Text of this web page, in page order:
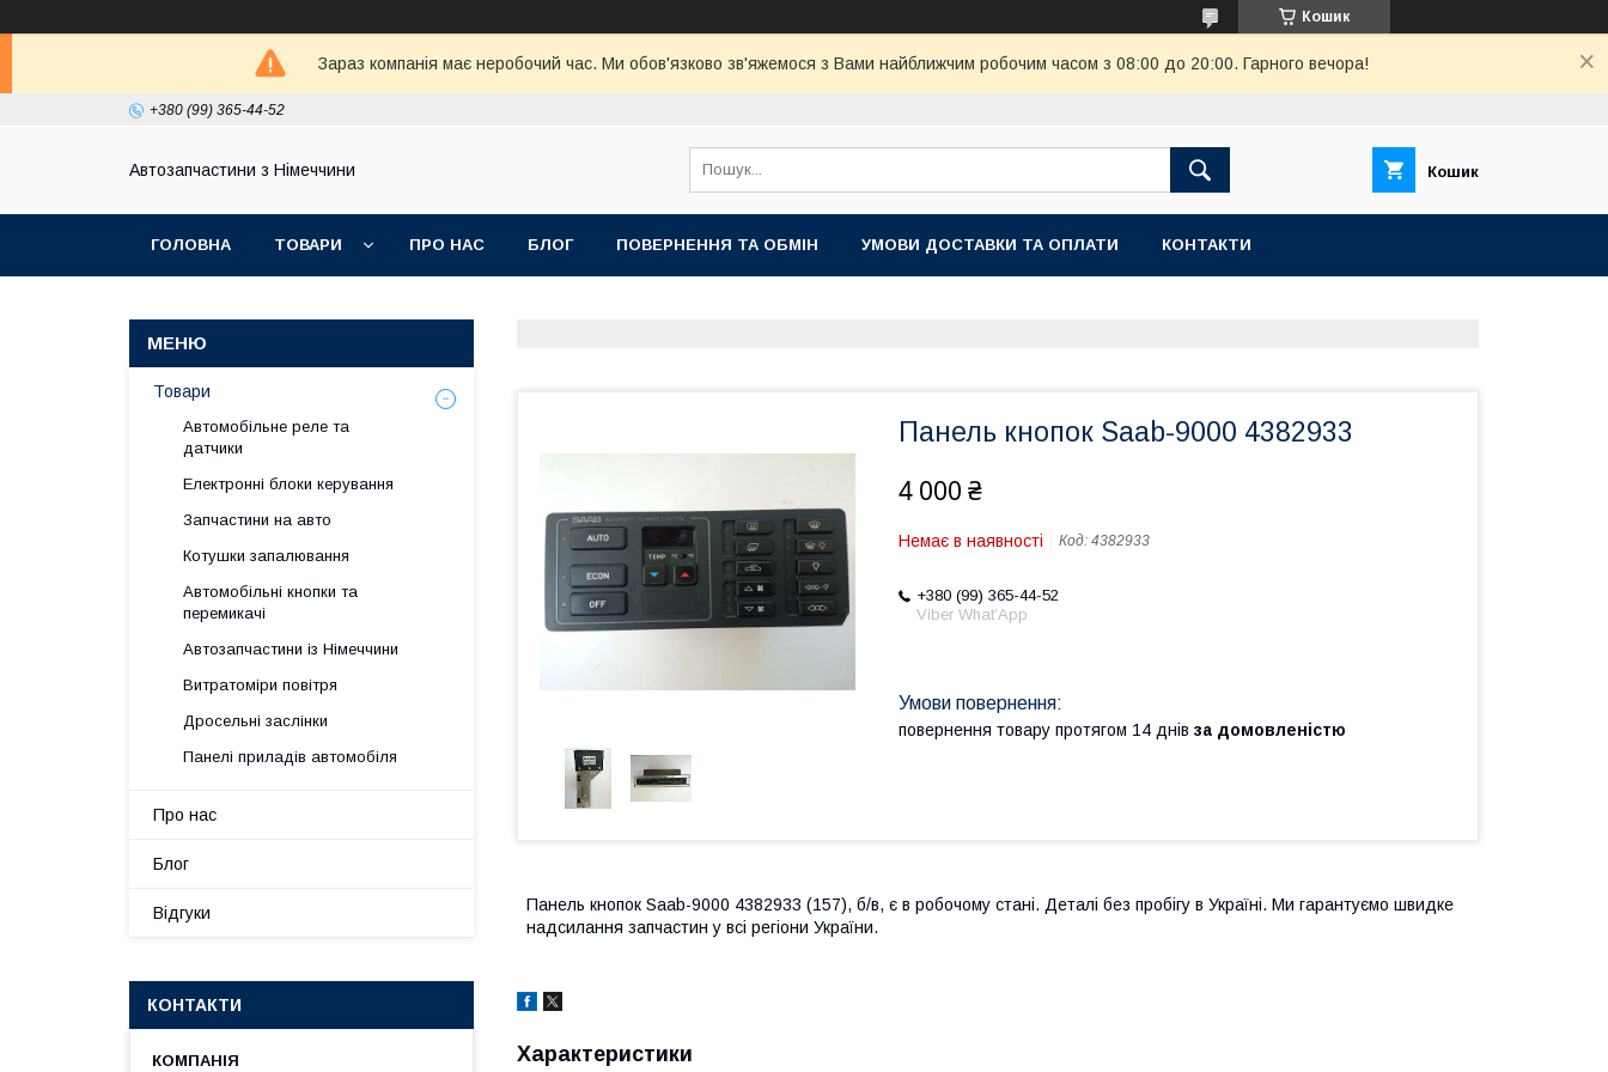
Кошик
Зараз компанія має неробочий час. Ми обов'язково зв'яжемося з Вами найближчим робочим часом з 08:00 до 20:00. Гарного вечора!
+380 (99) 365-44-52
Автозапчастини з Німеччини Кошик
ГОЛОВНА ТОВАРИ ПРО НАС БЛОГ ПОВЕРНЕННЯ ТА ОБМІН УМОВИ ДОСТАВКИ ТА ОПЛАТИ КОНТАКТИ
Панель кнопок Saab-9000 4382933
4 000 ₴
Немає в наявності Код: 4382933
+380 (99) 365-44-52
Viber What’App
повернення товару протягом 14 днів за домовленістю
Панель кнопок Saab-9000 4382933 (157), б/в, є в робочому стані. Деталі без пробігу в Україні. Ми гарантуємо швидке
надсилання запчастин у всі регіони України.
Характеристики
Товари
Автомобільне реле та
датчики
Електронні блоки керування
Запчастини на авто
Котушки запалювання
Автомобільні кнопки та
перемикачі
Автозапчастини із Німеччини
Витратоміри повітря
Дросельні заслінки
Панелі приладів автомобіля
Про нас
Блог
Відгуки
КОНТАКТИ